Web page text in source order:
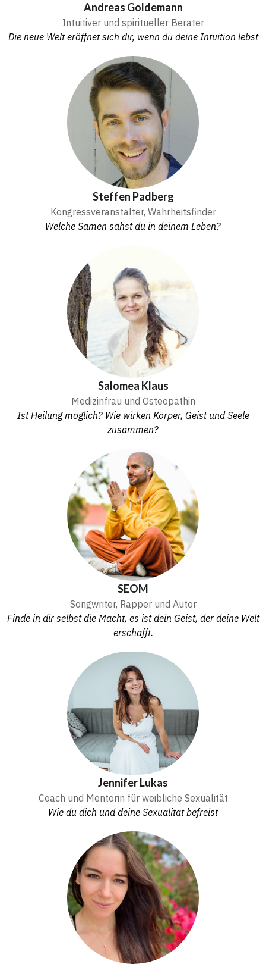
Andreas Goldemann
Intuitiver und spiritueller Berater
Die neue Welt eröffnet sich dir, wenn du deine Intuition lebst
Steffen Padberg
Kongressveranstalter, Wahrheitsfinder
Welche Samen sähst du in deinem Leben?
Salomea Klaus
Medizinfrau und Osteopathin
Ist Heilung möglich? Wie wirken Körper, Geist und Seele
zusammen?
SEOM
Songwriter, Rapper und Autor
Finde in dir selbst die Macht, es ist dein Geist, der deine Welt
erschafft.
Jennifer Lukas
Coach und Mentorin für weibliche Sexualität
Wie du dich und deine Sexualität befreist